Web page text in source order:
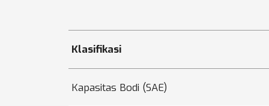
Klasifikasi
Kapasitas Bodi (SAE)